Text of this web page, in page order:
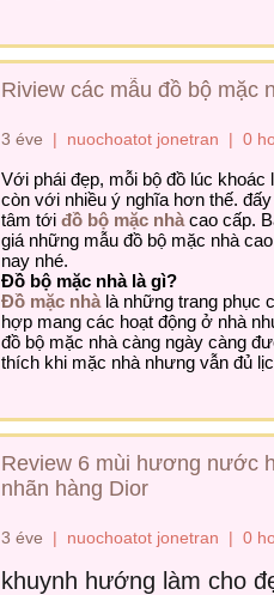
Riview các mẫu đồ bộ mặc
3 éve | nuochoatot jonetran | 0
Với phái đẹp, mỗi bộ đồ lúc khoác
còn với nhiều ý nghĩa hơn thế. đấy
tâm tới đồ bộ mặc nhà cao cấp.
giá những mẫu đồ bộ mặc nhà
nay nhé.
Đồ bộ mặc nhà là gì?
Đồ mặc nhà là những trang phục
hợp mang các hoạt động ở nhà
đồ bộ mặc nhà càng ngày càng
thích khi mặc nhà nhưng vẫn đủ
Review 6 mùi hương nước
nhãn hàng Dior
3 éve | nuochoatot jonetran | 0
khuynh hướng làm cho